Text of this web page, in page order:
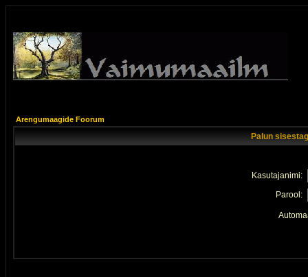
Arengumaagide Foorum
Palun
Kasutajanimi:
Parool: